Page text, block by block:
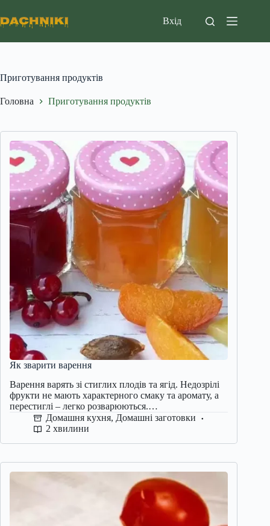
до
вмісту
Вхід
Приготування продуктів
Головна Приготування продуктів
Як зварити варення
Варення варять зі стиглих плодів та ягід. Недозрілі
фрукти не мають характерного смаку та аромату, а
перестиглі – легко розварюються.…
Домашня кухня, Домашні заготовки
2 хвилини